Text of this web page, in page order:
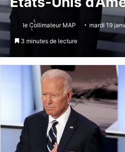
le Collimateur MAP mardi 19
3 minutes de lecture